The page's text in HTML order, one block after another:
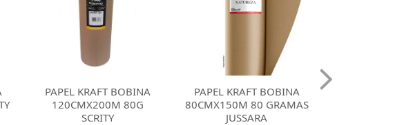
PAPEL KRAFT BOBINA
80CMX150M 80 GRAMAS
JUSSARA
PAPEL SEMI KRAFT
BOBINA 40CMX200M 60
GRAMAS JUSSARA